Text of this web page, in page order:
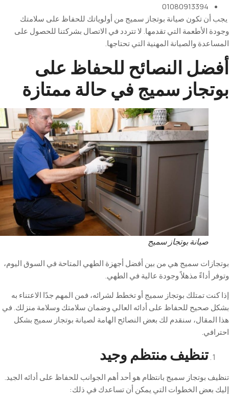
01080913394
تكون صيانة بوتجاز سميج منأولوياتكللحفاظعلىسلامتك
الأطعمةالتيتقدمها.لاتترددفي الاتصال بشركتناللحصولعلى
والصيانةالمهنيةالتيتحتاجها.
النصائحللحفاظعلى
سميجفيحالة ممتازة
صيانة بوتجاز سميج
سميج هي من بين أفضل أجهزة الطهي المتاحة في السوق اليوم،
مذهلاً وجودة عالية في الطهي.
تمتلك بوتجاز سميج أو تخطط لشرائه، فمن المهم جدًا الاعتناء به
للحفاظ على أدائه العالي وضمان سلامتك وسلامة منزلك. في
سنقدم لك بعض النصائح الهامة لصيانة بوتجاز سميج بشكل
.
تنظيفمنتظموجيد
سميج بانتظام هو أحد أهم الجوانب للحفاظ على أدائه الجيد.
الخطوات التي يمكن أن تساعدك في ذلك: